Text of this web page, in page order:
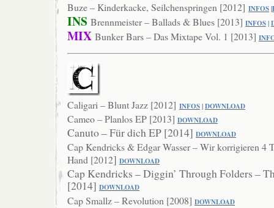
Buze – Kinderkacke, Seilchenspringen [2012] INFOS|
INS Brennmeister – Ballads & Blues [2013] INFOS|
MIX Bunker Bars – Das Mixtape Vol. 1 [2013] IN
Caligari – Blunt Jazz [2012] INFOS|DOWNLOAD
Cameo – Planlos EP [2013] DOWNLOAD
Canuto – Für dich EP [2014] DOWNLOAD
Cap Kendricks & Edgar Wasser – Wir korrigieren 4
Hand [2012] DOWNLOAD
Cap Kendricks – Diggin’ Through Folders –
[2014] DOWNLOAD
Cap Smallz – Revolution [2008] DOWNLOAD